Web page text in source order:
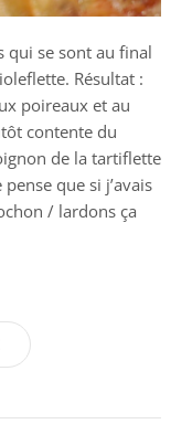
qui se sont au final
Résultat :
poireaux et au
contente du
de la tartiflette
que si j’avais
/ lardons ça